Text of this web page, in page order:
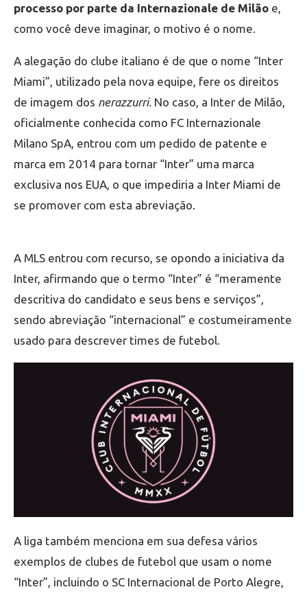
processo por parte da Internazionale de Milão e,
como você deve imaginar, o motivo é o nome.
A alegação do clube italiano é de que o nome “Inter
Miami”, utilizado pela nova equipe, fere os direitos
de imagem dos nerazzurri. No caso, a Inter de Milão,
oficialmente conhecida como FC Internazionale
Milano SpA, entrou com um pedido de patente e
marca em 2014 para tornar “Inter” uma marca
exclusiva nos EUA, o que impediria a Inter Miami de
se promover com esta abreviação.
A MLS entrou com recurso, se opondo a iniciativa da
Inter, afirmando que o termo “Inter” é “meramente
descritiva do candidato e seus bens e serviços”,
sendo abreviação “internacional” e costumeiramente
usado para descrever times de futebol.
A liga também menciona em sua defesa vários
exemplos de clubes de futebol que usam o nome
“Inter”, incluindo o SC Internacional de Porto Alegre,